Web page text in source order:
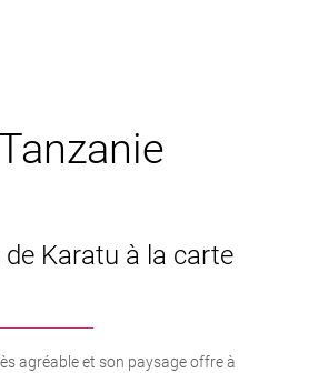
de Karatu à la carte
agréable et son paysage offre à